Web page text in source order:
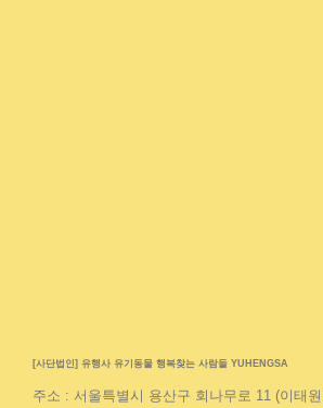
[사단법인] 유행사 유기동물 행복찾는 사람들 YUHENGSA
주소 : 서울특별시 용산구 회나무로 11 (이태